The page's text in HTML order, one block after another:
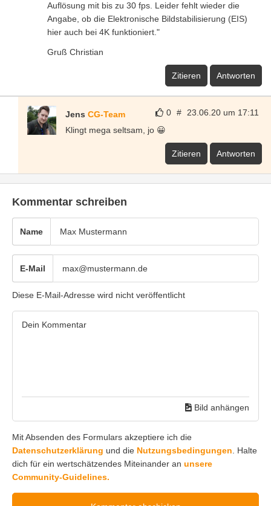
Auflösung mit bis zu 30 fps. Leider fehlt wieder die
Angabe, ob die Elektronische Bildstabilisierung (EIS)
hier auch bei 4K funktioniert."
Gruß Christian
Zitieren Antworten
0 # 23.06.20 um 17:11
Jens CG-Team
Klingt mega seltsam, jo 😀
Zitieren Antworten
Kommentar schreiben
Name
E-Mail
Diese E-Mail-Adresse wird nicht veröffentlicht
Bild anhängen
Mit Absenden des Formulars akzeptiere ich die
Datenschutzerklärung und die Nutzungsbedingungen . Halte
dich für ein wertschätzendes Miteinander an unsere
Community-Guidelines.